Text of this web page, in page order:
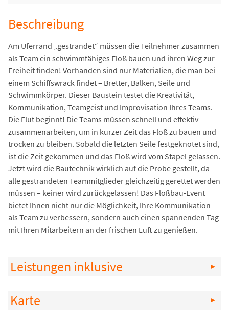
Beschreibung
Am Uferrand „gestrandet“ müssen die Teilnehmer zusammen
als Team ein schwimmfähiges Floß bauen und ihren Weg zur
Freiheit finden! Vorhanden sind nur Materialien, die man bei
einem Schiffswrack findet – Bretter, Balken, Seile und
Schwimmkörper. Dieser Baustein testet die Kreativität,
Kommunikation, Teamgeist und Improvisation Ihres Teams.
Die Flut beginnt! Die Teams müssen schnell und effektiv
zusammenarbeiten, um in kurzer Zeit das Floß zu bauen und
trocken zu bleiben. Sobald die letzten Seile festgeknotet sind,
ist die Zeit gekommen und das Floß wird vom Stapel gelassen.
Jetzt wird die Bautechnik wirklich auf die Probe gestellt, da
alle gestrandeten Teammitglieder gleichzeitig gerettet werden
müssen – keiner wird zurückgelassen! Das Floßbau-Event
bietet Ihnen nicht nur die Möglichkeit, Ihre Kommunikation
als Team zu verbessern, sondern auch einen spannenden Tag
mit Ihren Mitarbeitern an der frischen Luft zu genießen.
Leistungen inklusive
Karte